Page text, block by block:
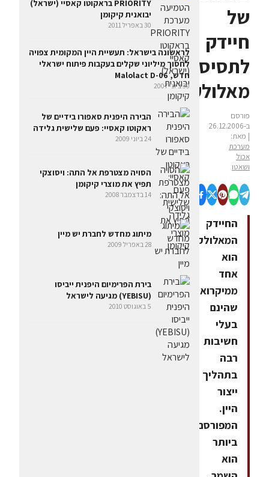
של
חיידק
לתסיסה
מאלולקטית
פורסם
ב-26.12.2006
| מאת:
מערכת
אכול
ושאטו
החיידק
המאלולקטי
הוא
אחד
ממיקרואורגניזמים
שהינם
בעלי
חשיבות
רבה
בתהליך
ייצור
היין.
המפורסם
ביותר
הוא
PRIORITY בראקוטו קאסיי (ישראל)
יבואנית קיקומן
30 באפריל 2011
לראשונה בישראל: תעשיית היין המקומית צפויה
לחסוך מיליוני שקלים בעקבות פיתוח ישראלי
חדש, Malolact D-06
30 ביוני 2007
הבירה היפנית סאפורו בידיים של
ראקוטו קאסיי: פעם שלישית גלידה
24 ביוני 2009
הסויה מצטרפת אל התה: ויסוצקי
תפיץ את מוצרי קיקומן
14 בדצמבר 2008
מיתוג מחדש לחברת יש מיין
28 באפריל 2009
בירת הפרימיום היפנית ייביסו
(YEBISU) מגיעה לישראל
5 באוגוסט 2010